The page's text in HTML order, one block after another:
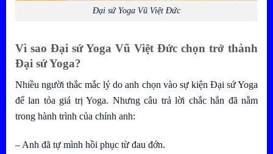
Đại sứ Yoga Vũ Việt Đức
Vì sao Đại sứ Yoga Vũ Việt Đức chọn trở thành
Đại sứ Yoga?
Nhiều người thắc mắc lý do anh chọn vào sự kiện Đại sứ Yoga
để lan tỏa giá trị Yoga. Nhưng câu trả lời chắc hẳn đã nằm
trong hành trình của chính anh:
– Anh đã tự mình hồi phục từ đau đớn.